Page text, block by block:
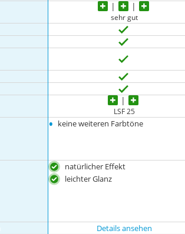
sehr gut
LSF 25
• keine weiteren Farbtöne
natürlicher Effekt
leichter Glanz
Details ansehen